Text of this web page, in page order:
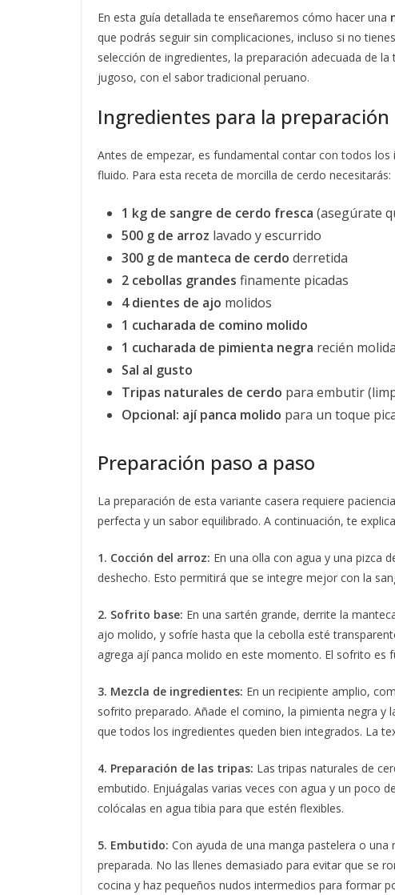
En esta guía detallada te enseñaremos cómo hacer una
que podrás seguir sin complicaciones, incluso si no
selección de ingredientes, la preparación adecuada de
jugoso, con el sabor tradicional peruano.
Ingredientes para la preparación
Antes de empezar, es fundamental contar con todos
fluido. Para esta receta de morcilla de cerdo necesitarás:
1 kg de sangre de cerdo fresca (asegúrate
500 g de arroz lavado y escurrido
300 g de manteca de cerdo derretida
2 cebollas grandes finamente picadas
4 dientes de ajo molidos
1 cucharada de comino molido
1 cucharada de pimienta negra recién molida
Sal al gusto
Tripas naturales de cerdo para embutir
Opcional: ají panca molido para un toque
Preparación paso a paso
La preparación de esta variante casera requiere
perfecta y un sabor equilibrado. A continuación, te
1. Cocción del arroz: En una olla con agua y una pizca
deshecho. Esto permitirá que se integre mejor con la
2. Sofrito base: En una sartén grande, derrite la
ajo molido, y sofríe hasta que la cebolla esté
agrega ají panca molido en este momento. El sofrito es
3. Mezcla de ingredientes: En un recipiente amplio,
sofrito preparado. Añade el comino, la pimienta negra y
que todos los ingredientes queden bien integrados. La
4. Preparación de las tripas: Las tripas naturales de
embutido. Enjuágalas varias veces con agua y un poco
colócalas en agua tibia para que estén flexibles.
5. Embutido: Con ayuda de una manga pastelera o
preparada. No las llenes demasiado para evitar que se
cocina y haz pequeños nudos intermedios para formar